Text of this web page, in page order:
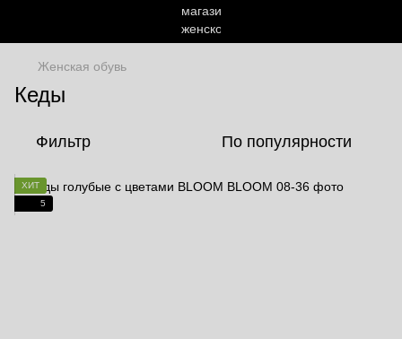
Женская обувь
Кеды
Фильтр По популярности
ХИТ
5